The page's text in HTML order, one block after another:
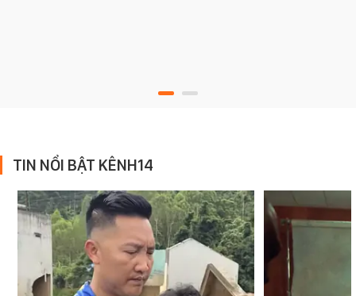
TIN NỔI BẬT KÊNH14